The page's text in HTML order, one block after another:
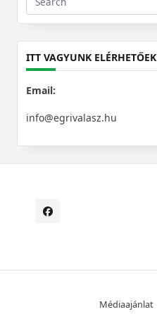
Search
for:
ITT VAGYUNK ELÉRHETŐEK
Email:
info@egrivalasz.hu
Médiaajánlat